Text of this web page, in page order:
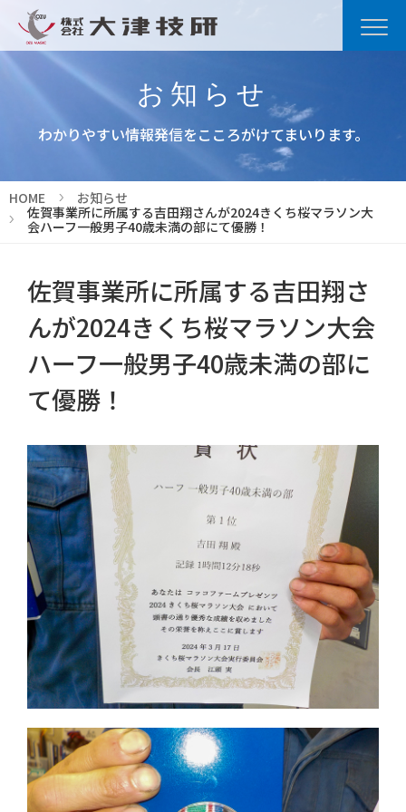
お知らせ
わかりやすい情報発信をこころがけてまいります。
HOME
お知らせ
佐賀事業所に所属する吉田翔さんが2024きくち桜マラソン大
会ハーフ一般男子40歳未満の部にて優勝！
佐賀事業所に所属する吉田翔さ
んが2024きくち桜マラソン大会
ハーフ一般男子40歳未満の部に
て優勝！